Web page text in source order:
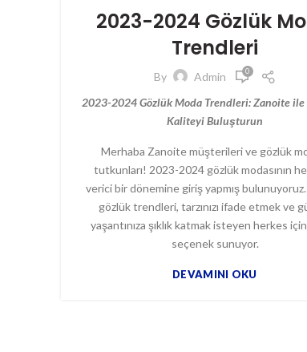
2023-2024 Gözlük
Trendleri
By Admin 0
2023-2024 Gözlük Moda Trendleri: Zanoite ile
Kaliteyi Buluşturun
Merhaba Zanoite müşterileri ve gözlük
tutkunları! 2023-2024 gözlük modasının
verici bir dönemine giriş yapmış bulunuyoruz.
gözlük trendleri, tarzınızı ifade etmek ve
yaşantınıza şıklık katmak isteyen herkes
seçenek sunuyor.
DEVAMINI OKU